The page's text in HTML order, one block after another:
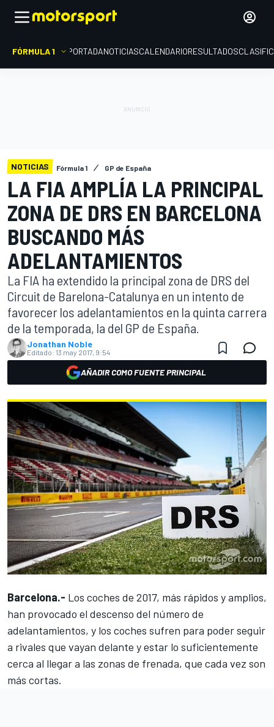
FÓRMULA 1 PORTADANOTICIASCALENDARIORESULTADOS
NOTICIAS Fórmula 1 GP de España
LA FIA AMPLÍA LA PRINCIPAL
ZONA DE DRS EN BARCELONA
BUSCANDO MÁS
ADELANTAMIENTOS
La FIA ha extendido la principal zona de DRS del
Circuit de Barelona-Catalunya en un intento de
favorecer los adelantamientos en la quinta carrera
de la temporada, la del GP de España.
Jonathan Noble
Editado: 13 may 2017, 9:54
AÑADIR COMO FUENTE PRINCIPAL
Barcelona.- Los coches de 2017, más rápidos y amplios,
han provocado el descenso del número de
adelantamientos, y los coches sufren para poder seguir
a rivales que vayan delante y estar lo suficientemente
cerca al llegar a las zonas de frenada, que cada vez son
más cortas.